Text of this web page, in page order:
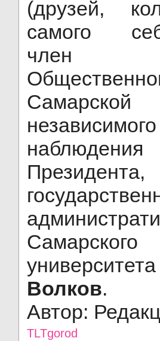
(друзей,
самого
член
Волков.
Автор:
TLTgorod